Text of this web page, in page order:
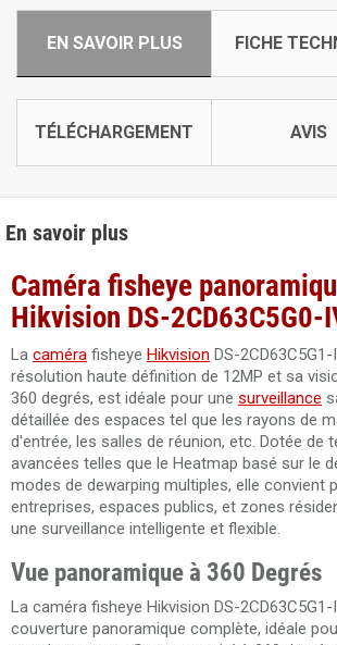
EN SAVOIR PLUS FICHE
TÉLÉCHARGEMENT AVIS
En savoir plus
Caméra fisheye
Hikvision DS-2CD63C5G0-
La caméra fisheye Hikvision DS-
résolution haute définition de 12MP et sa
360 degrés, est idéale pour une surveillance
détaillée des espaces tel que les rayons de
d'entrée, les salles de réunion, etc. Dotée de
avancées telles que le Heatmap basé sur le
modes de dewarping multiples, elle convient
entreprises, espaces publics, et zones
une surveillance intelligente et flexible.
Vue panoramique à 360 Degrés
La caméra fisheye Hikvision DS-
couverture panoramique complète, idéale